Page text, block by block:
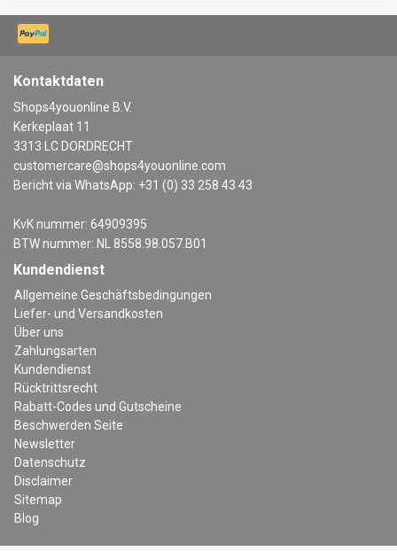
Kontaktdaten
Shops4youonline B.V.
Kerkeplaat 11
3313 LC DORDRECHT
customercare@shops4youonline.com
Bericht via WhatsApp: +31 (0) 33 258 43 43
KvK nummer: 64909395
BTW nummer: NL 8558.98.057.B01
Kundendienst
Allgemeine Geschäftsbedingungen
Liefer- und Versandkosten
Über uns
Zahlungsarten
Kundendienst
Rücktrittsrecht
Rabatt-Codes und Gutscheine
Beschwerden Seite
Newsletter
Datenschutz
Disclaimer
Sitemap
Blog